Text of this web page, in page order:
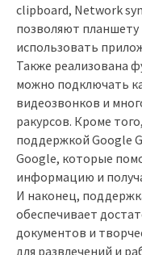
clipboard, Network
позволяют
использовать
Также реализована
можно подключать
видеозвонков и
ракурсов. Кроме
поддержкой Google
Google, которые
информацию и
И наконец,
обеспечивает
документов и
для развлечений и